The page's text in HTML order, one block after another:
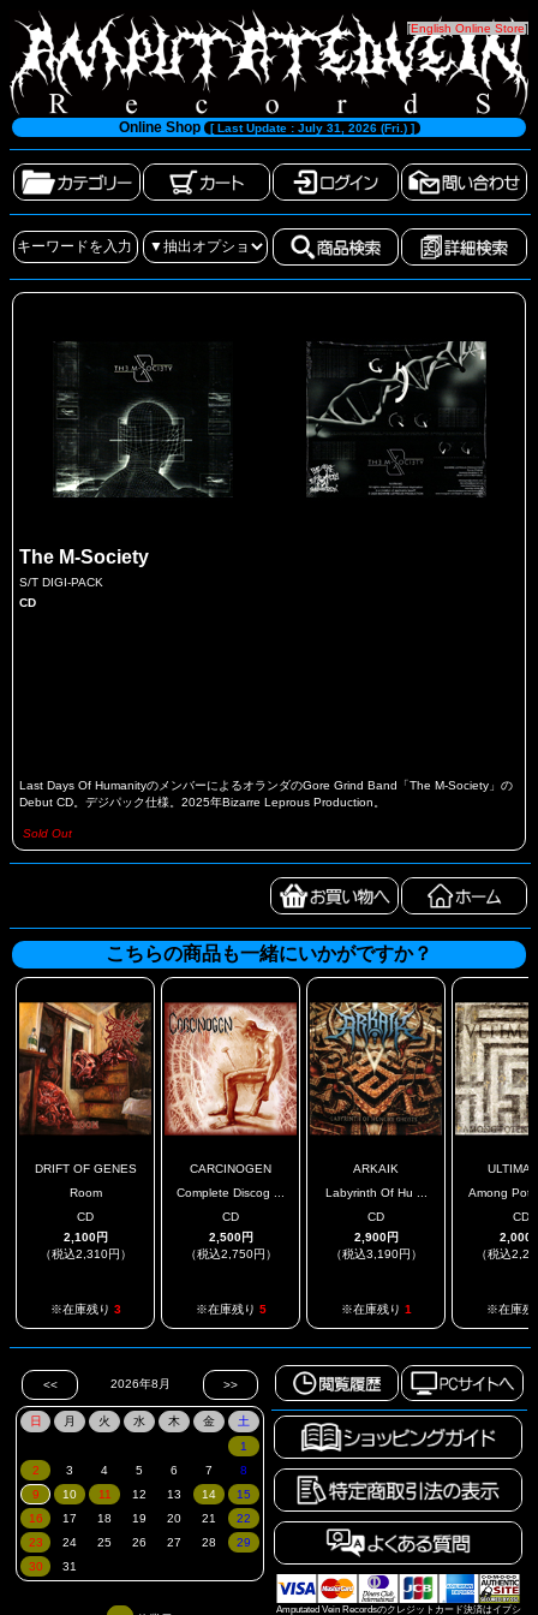
[English Online Store]
Online Shop [ Last Update : July 31, 2026 (Fri.) ]
The M-Society
S/T DIGI-PACK
CD
Last Days Of HumanityのメンバーによるオランダのGore Grind Band「The M-Society」の
Debut CD。デジパック仕様。2025年Bizarre Leprous Production。
Sold Out
こちらの商品も一緒にいかがですか？
DRIFT OF GENES
Room
CD
2,100円
（税込2,310円）
※在庫残り 3
CARCINOGEN
Complete Discog ...
CD
2,500円
（税込2,750円）
※在庫残り 5
ARKAIK
Labyrinth Of Hu ...
CD
2,900円
（税込3,190円）
※在庫残り 1
Among
CD
2,000
（税込
※在庫残
Amputated Vein Recordsのクレジットカード決済はイプシ